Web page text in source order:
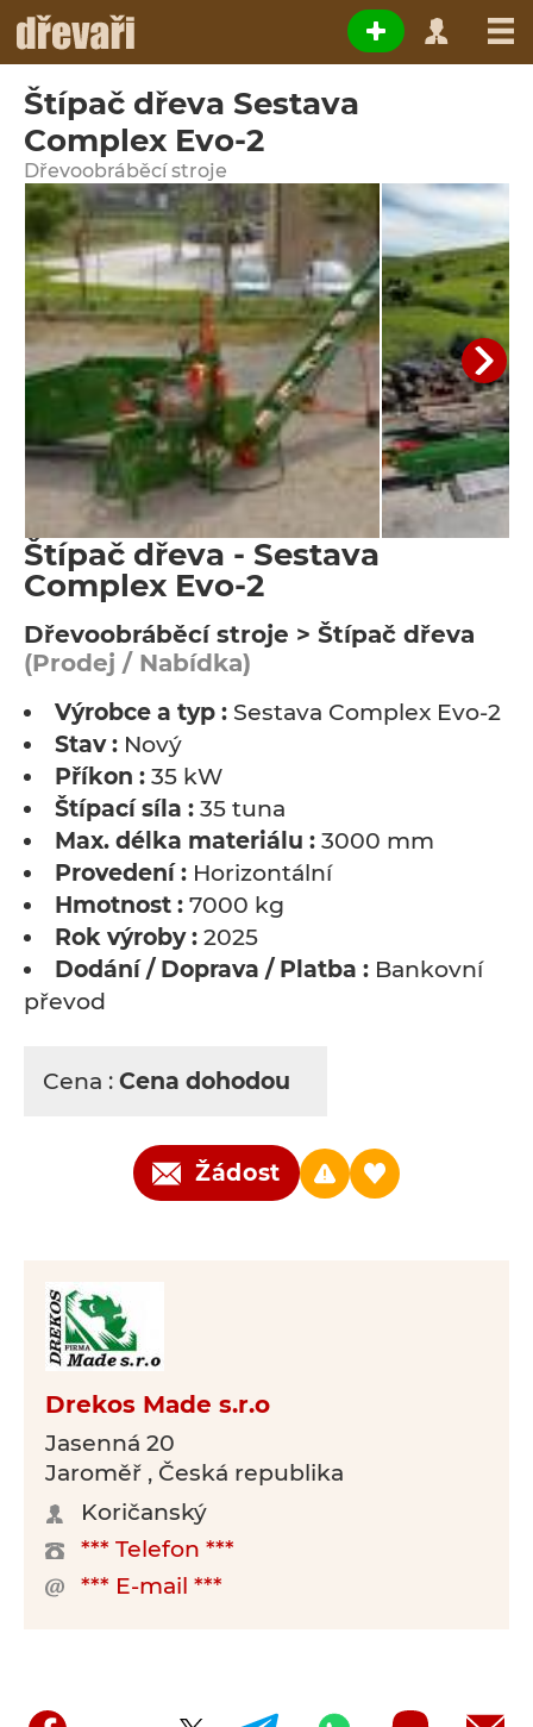
Štípač dřeva Sestava
Complex Evo-2
Dřevoobráběcí stroje
Štípač dřeva - Sestava
Complex Evo-2
Dřevoobráběcí stroje > Štípač dřeva
(Prodej / Nabídka)
Výrobce a typ : Sestava Complex Evo-2
Stav : Nový
Příkon : 35 kW
Štípací síla : 35 tuna
Max. délka materiálu : 3000 mm
Provedení : Horizontální
Hmotnost : 7000 kg
Rok výroby : 2025
Dodání / Doprava / Platba : Bankovní
převod
Cena : Cena dohodou
Žádost
Drekos Made s.r.o
Jasenná 20
Jaroměř , Česká republika
Koričanský
*** Telefon ***
*** E-mail ***